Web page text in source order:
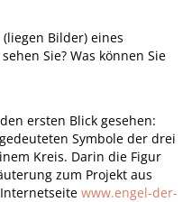
Bilder) eines
Sie? Was können Sie
ersten Blick gesehen:
Symbole der drei
Kreis. Darin die Figur
zum Projekt aus
www.engel-der-